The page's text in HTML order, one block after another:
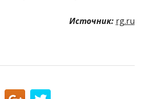
Источник: rg.ru